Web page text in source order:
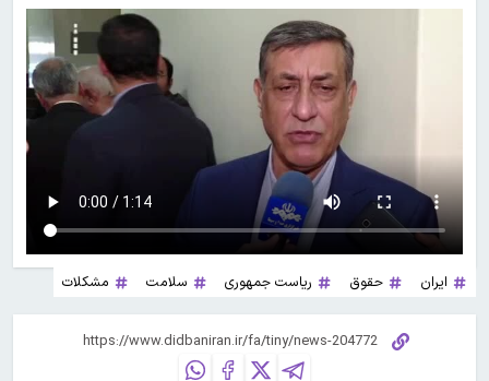
ایران حقوق ریاست جمهوری سلامت مشکلات